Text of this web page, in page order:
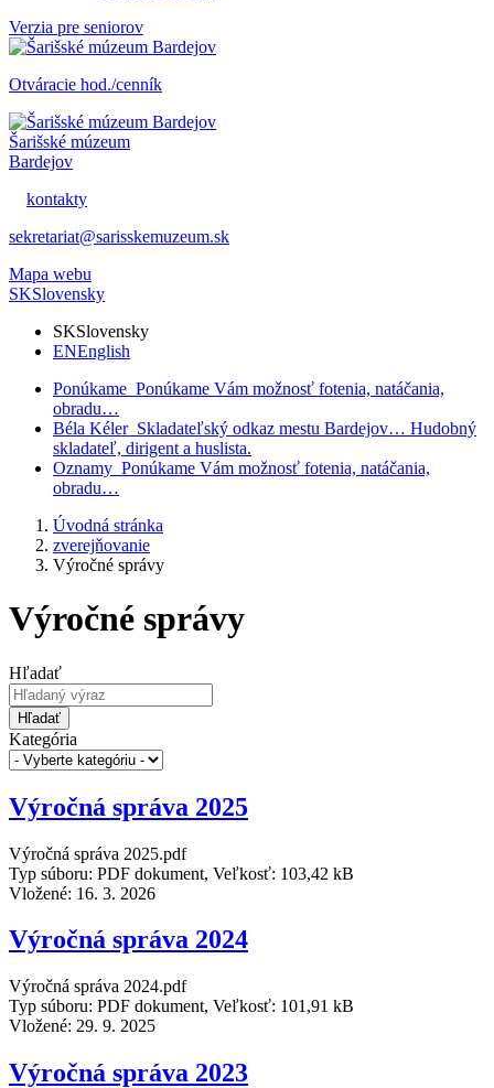
Verzia pre seniorov
Otváracie hod./cenník
Šarišské múzeum
Bardejov
kontakty
sekretariat@sarisskemuzeum.sk
Mapa webu
SKSlovensky
SKSlovensky
ENEnglish
Ponúkame Ponúkame Vám možnosť fotenia, natáčania,
obradu…
Béla Kéler Skladateľský odkaz mestu Bardejov… Hudobný
skladateľ, dirigent a huslista.
Oznamy Ponúkame Vám možnosť fotenia, natáčania,
obradu…
Úvodná stránka
zverejňovanie
Výročné správy
Výročné správy
Hľadať
Hľadať
Kategória
Výročná správa 2025
Výročná správa 2025.pdf
Typ súboru: PDF dokument, Veľkosť: 103,42 kB
Vložené: 16. 3. 2026
Výročná správa 2024
Výročná správa 2024.pdf
Typ súboru: PDF dokument, Veľkosť: 101,91 kB
Vložené: 29. 9. 2025
Výročná správa 2023